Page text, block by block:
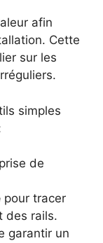
afin
Cette
sur les
simples
de
pour tracer
des rails.
garantir un